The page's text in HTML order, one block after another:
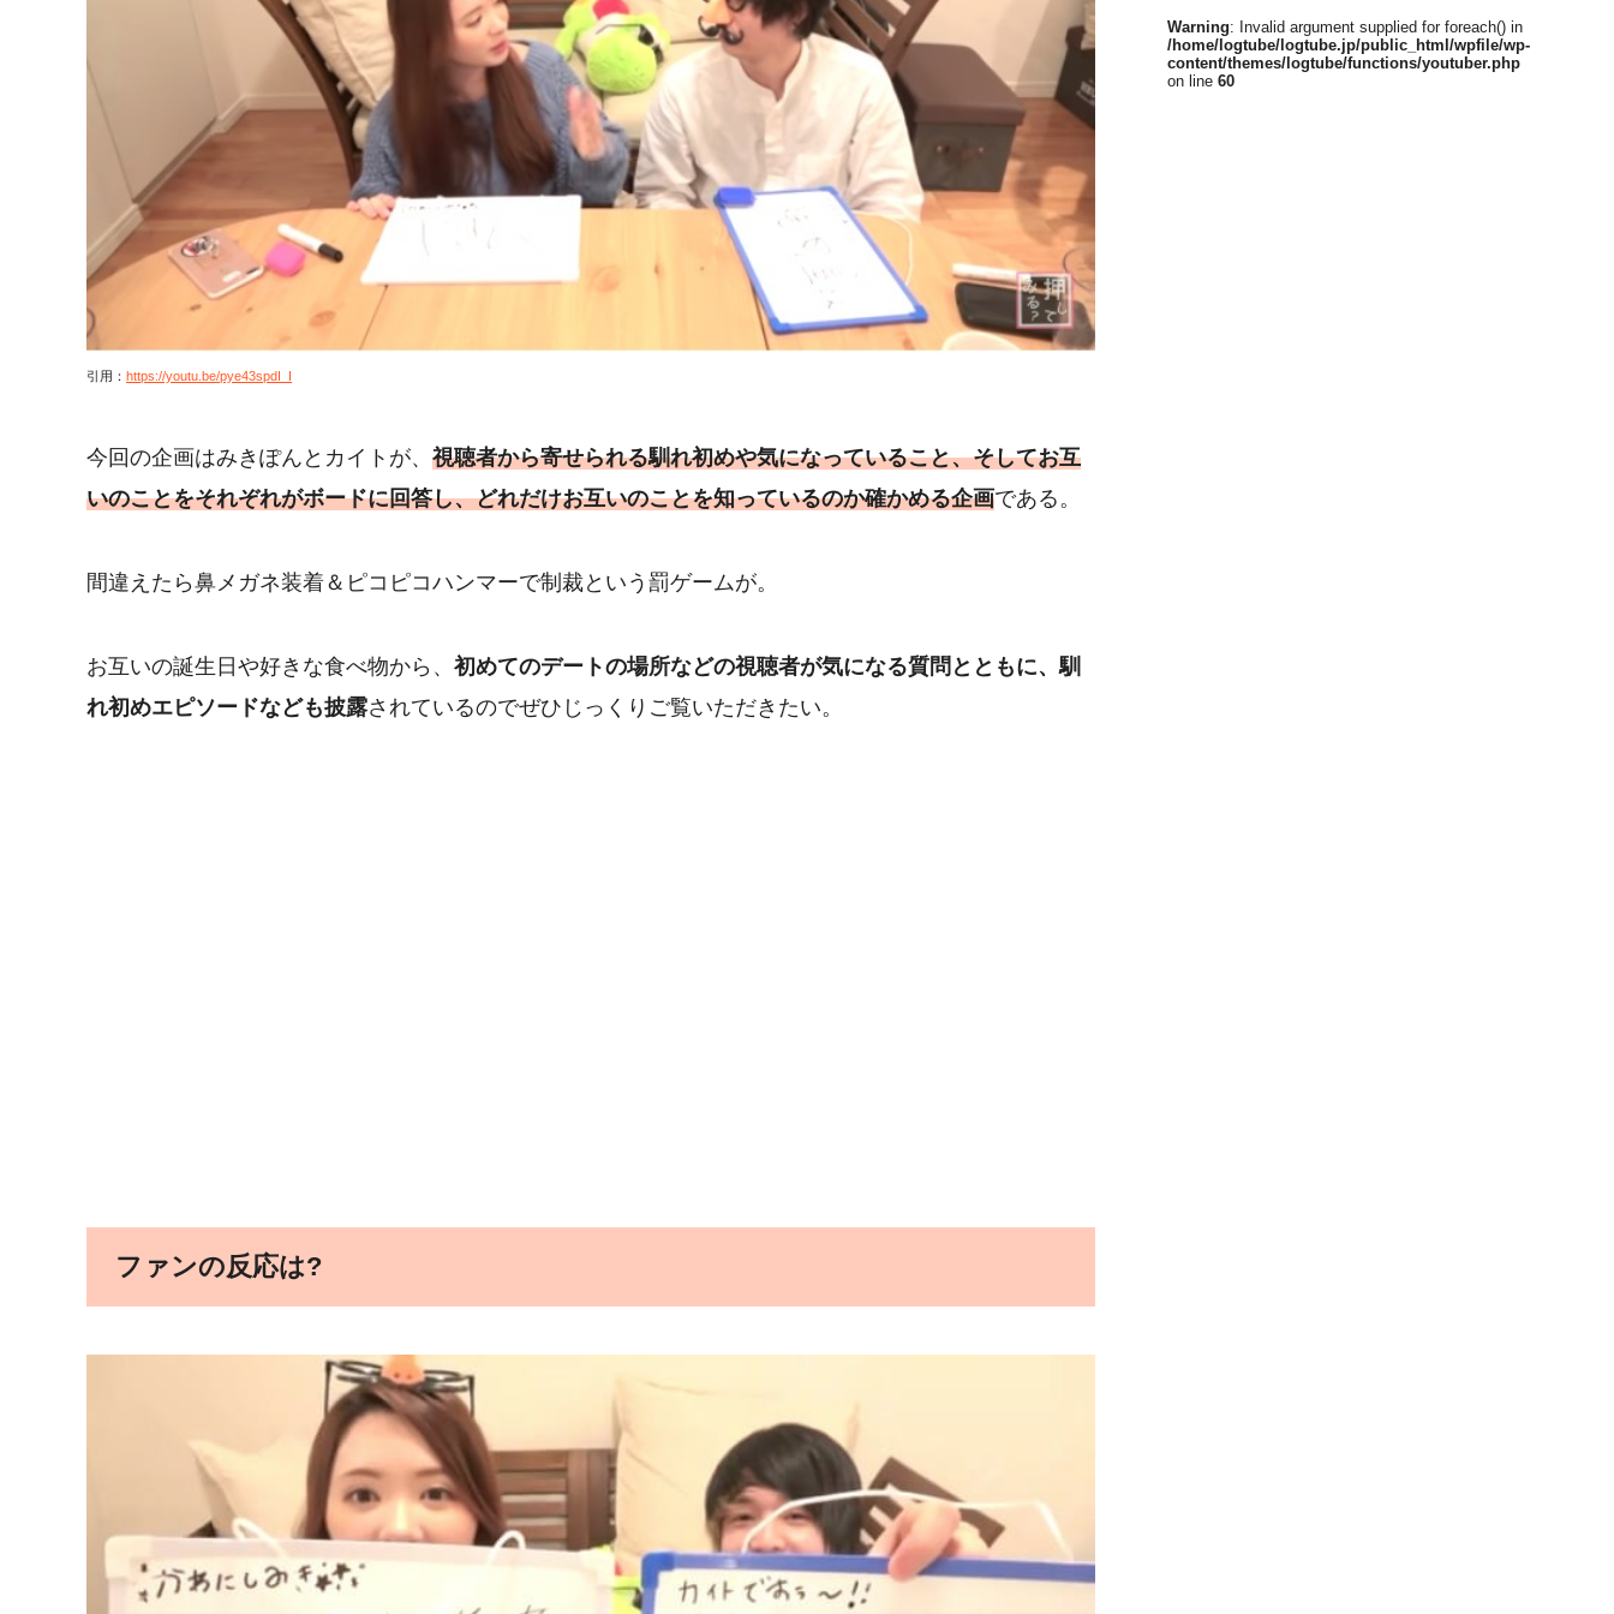
引用： https://youtu.be/pye43spdI_I
今回の企画はみきぽんとカイトが、 視聴者から寄せられる馴れ初めや気になっていること、そしてお互
いのことをそれぞれがボードに回答し、どれだけお互いのことを知っているのか確かめる企画である。
間違えたら鼻メガネ装着＆ピコピコハンマーで制裁という罰ゲームが。
お互いの誕生日や好きな食べ物から、 初めてのデートの場所などの視聴者が気になる質問とともに、馴
れ初めエピソードなども披露されているのでぜひじっくりご覧いただきたい。
ファンの反応は?
Warning: Invalid argument supplied for foreach() in
/home/logtube/logtube.jp/public_html/wpfile/wp-
content/themes/logtube/functions/youtuber.php
on line 60